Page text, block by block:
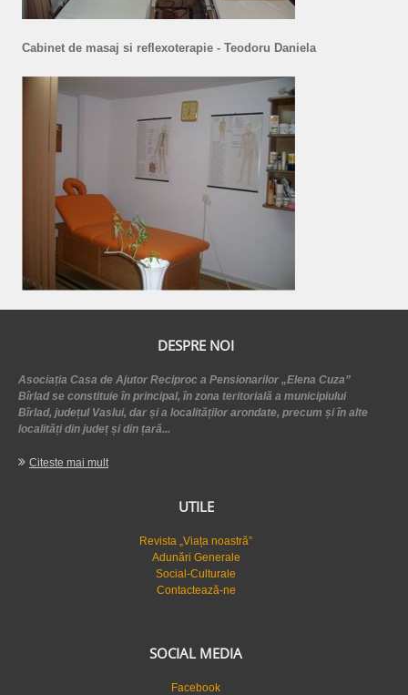
Cabinet de masaj si reflexoterapie - Teodoru Daniela
DESPRE NOI
Asociația Casa de Ajutor Reciproc a Pensionarilor „Elena Cuza”
Bîrlad se constituie în principal, în zona teritorială a municipiului
Bîrlad, județul Vaslui, dar și a localităților arondate, precum și în alte
localități din județ și din țară...
Citeste mai mult
UTILE
Revista „Viața noastră”
Adunări Generale
Social-Culturale
Contactează-ne
SOCIAL MEDIA
Facebook